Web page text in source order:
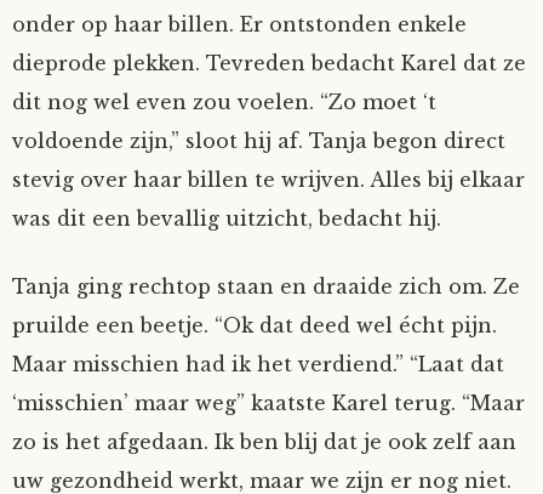
onder op haar billen. Er ontstonden enkele
dieprode plekken. Tevreden bedacht Karel dat ze
dit nog wel even zou voelen. “Zo moet ‘t
voldoende zijn,” sloot hij af. Tanja begon direct
stevig over haar billen te wrijven. Alles bij elkaar
was dit een bevallig uitzicht, bedacht hij.
Tanja ging rechtop staan en draaide zich om. Ze
pruilde een beetje. “Ok dat deed wel écht pijn.
Maar misschien had ik het verdiend.” “Laat dat
‘misschien’ maar weg” kaatste Karel terug. “Maar
zo is het afgedaan. Ik ben blij dat je ook zelf aan
uw gezondheid werkt, maar we zijn er nog niet.